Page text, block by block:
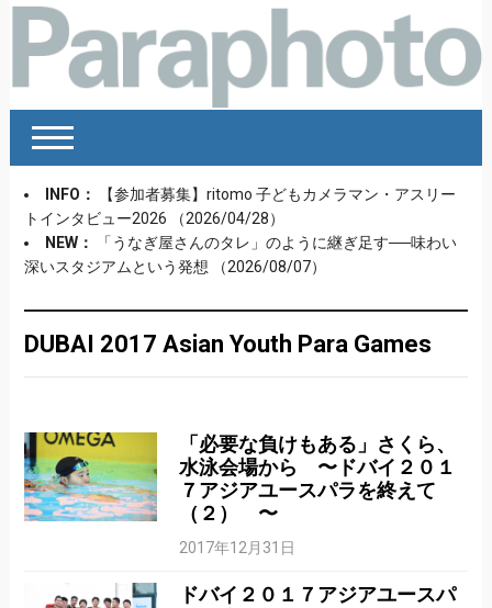
INFO：
【参加者募集】ritomo 子どもカメラマン・アスリー
トインタビュー2026
（2026/04/28）
NEW：
「うなぎ屋さんのタレ」のように継ぎ足す──味わい
深いスタジアムという発想
（2026/08/07）
DUBAI 2017 Asian Youth Para Games
「必要な負けもある」さくら、
水泳会場から 〜ドバイ２０１
７アジアユースパラを終えて
（２） 〜
2017年12月31日
ドバイ２０１７アジアユースパ